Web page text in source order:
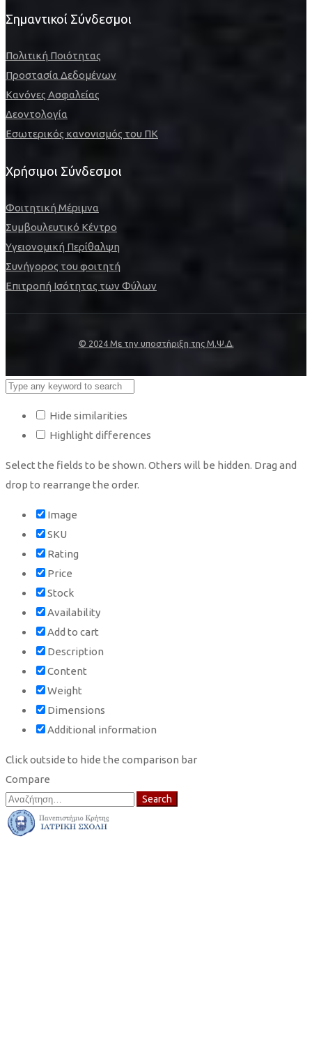
Σημαντικοί Σύνδεσμοι
Πολιτική Ποιότητας
Προστασία Δεδομένων
Κανόνες Ασφαλείας
Δεοντολογία
Εσωτερικός κανονισμός του ΠΚ
Χρήσιμοι Σύνδεσμοι
Φοιτητική Μέριμνα
Συμβουλευτικό Κέντρο
Υγειονομική Περίθαλψη
Συνήγορος του φοιτητή
Επιτροπή Ισότητας των Φύλων
© 2024 Με την υποστήριξη της Μ.Ψ.Δ.
Hide similarities
Highlight differences
Select the fields to be shown. Others will be hidden. Drag and
drop to rearrange the order.
Image
SKU
Rating
Price
Stock
Availability
Add to cart
Description
Content
Weight
Dimensions
Additional information
Click outside to hide the comparison bar
Compare
Search
for:
Search